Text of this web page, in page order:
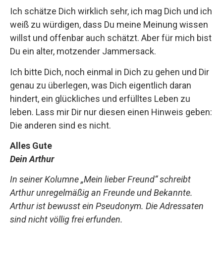
Ich schätze Dich wirklich sehr, ich mag Dich und ich
weiß zu würdigen, dass Du meine Meinung wissen
willst und offenbar auch schätzt. Aber für mich bist
Du ein alter, motzender Jammersack.
Ich bitte Dich, noch einmal in Dich zu gehen und Dir
genau zu überlegen, was Dich eigentlich daran
hindert, ein glückliches und erfülltes Leben zu
leben. Lass mir Dir nur diesen einen Hinweis geben:
Die anderen sind es nicht.
Alles Gute
Dein Arthur
In seiner Kolumne „Mein lieber Freund“ schreibt
Arthur unregelmäßig an Freunde und Bekannte.
Arthur ist bewusst ein Pseudonym. Die Adressaten
sind nicht völlig frei erfunden.